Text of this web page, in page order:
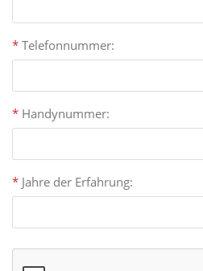
* Telefonnummer:
* Handynummer:
* Jahre der Erfahrung: